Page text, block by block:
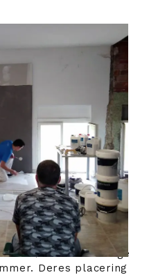
et ønske for mange
Deres placering